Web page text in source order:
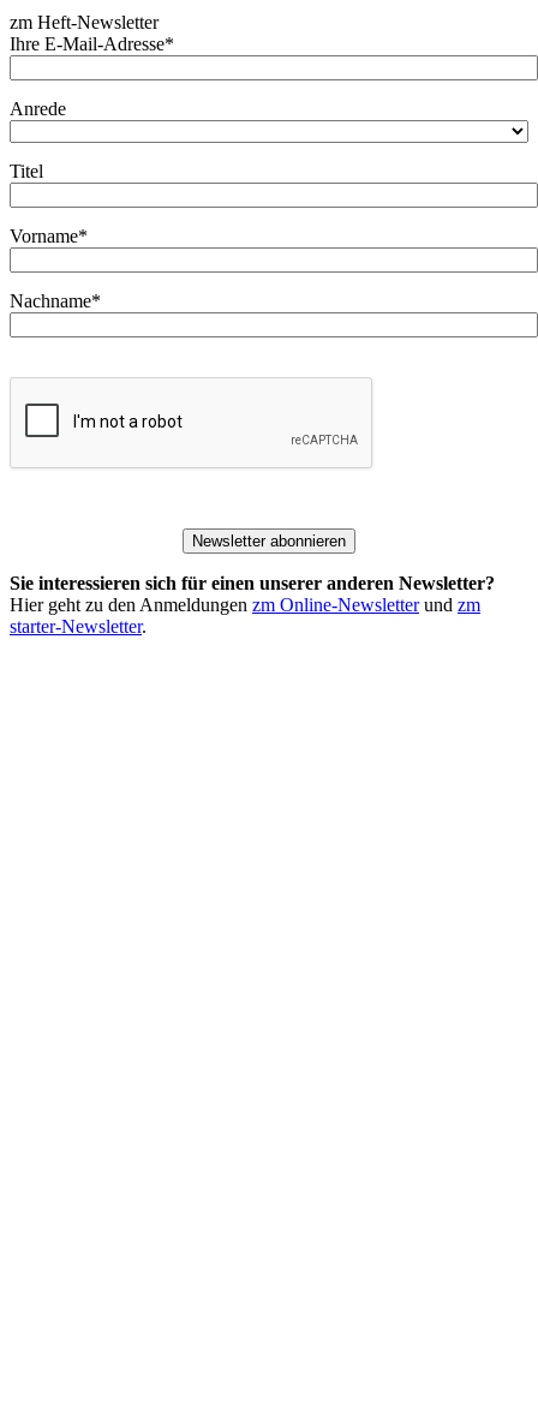
zm Heft-Newsletter
Ihre E-Mail-Adresse*
Anrede
Titel
Vorname*
Nachname*
Newsletter abonnieren
Sie interessieren sich für einen unserer anderen Newsletter?
Hier geht zu den Anmeldungen zm Online-Newsletterund zm
starter-Newsletter.